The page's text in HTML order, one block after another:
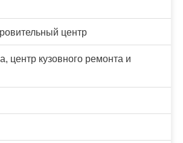
центр
центр кузовного ремонта и